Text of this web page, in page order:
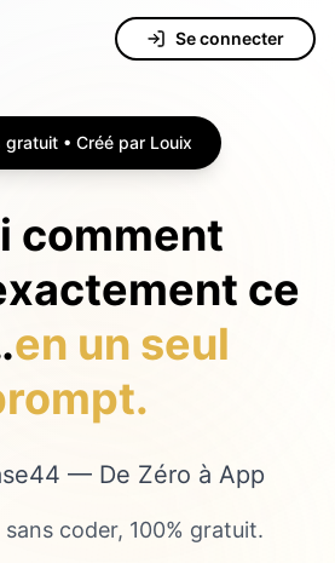
Se connecter
gratuit • Créé par Louix
comment
ce
en un seul
— De Zéro à App
coder, 100% gratuit.